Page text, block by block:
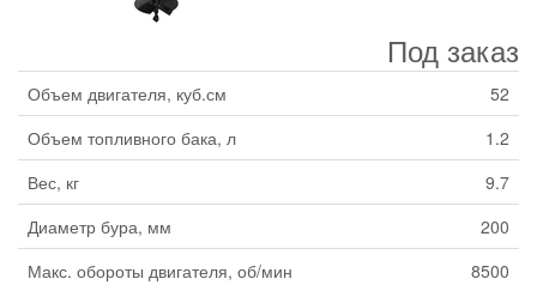
Под заказ
Объем двигателя, куб.см
52
Объем топливного бака, л
1.2
Вес, кг
9.7
Диаметр бура, мм
200
Макс. обороты двигателя, об/мин
8500